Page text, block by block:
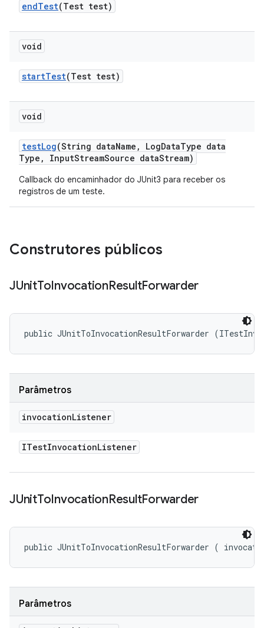
endTest(Test test)
void
startTest(Test test)
void
testLog(String dataName , LogDataType data
Type , InputStreamSource dataStream)
Callback do encaminhador do JUnit3 para receber os
registros de um teste.
Construtores públicos
JUnitToInvocationResultForwarder
public JUnitToInvocationResultForwarder
Parâmetros
invocationListener
ITestInvocationListener
JUnitToInvocationResultForwarder
public JUnitToInvocationResultForwarder (
Parâmetros